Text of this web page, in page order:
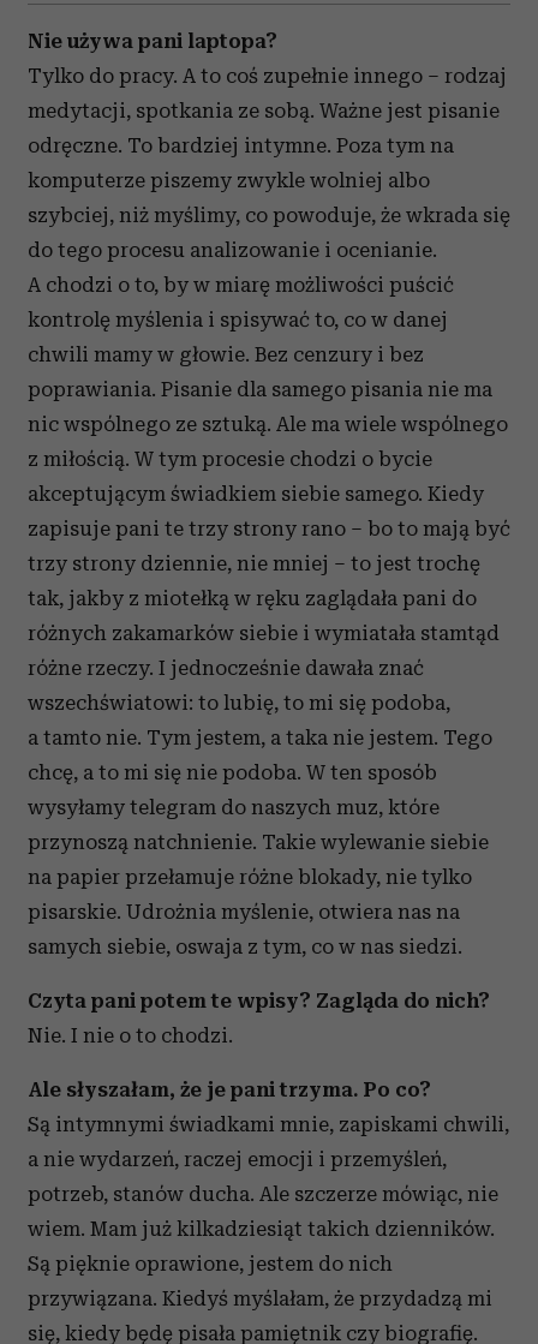
Nie używa pani laptopa?
Tylko do pracy. A to coś zupełnie innego – rodzaj
medytacji, spotkania ze sobą. Ważne jest pisanie
odręczne. To bardziej intymne. Poza tym na
komputerze piszemy zwykle wolniej albo
szybciej, niż myślimy, co powoduje, że wkrada się
do tego procesu analizowanie i ocenianie.
A chodzi o to, by w miarę możliwości puścić
kontrolę myślenia i spisywać to, co w danej
chwili mamy w głowie. Bez cenzury i bez
poprawiania. Pisanie dla samego pisania nie ma
nic wspólnego ze sztuką. Ale ma wiele wspólnego
z miłością. W tym procesie chodzi o bycie
akceptującym świadkiem siebie samego. Kiedy
zapisuje pani te trzy strony rano – bo to mają być
trzy strony dziennie, nie mniej – to jest trochę
tak, jakby z miotełką w ręku zaglądała pani do
różnych zakamarków siebie i wymiatała stamtąd
różne rzeczy. I jednocześnie dawała znać
wszechświatowi: to lubię, to mi się podoba,
a tamto nie. Tym jestem, a taka nie jestem. Tego
chcę, a to mi się nie podoba. W ten sposób
wysyłamy telegram do naszych muz, które
przynoszą natchnienie. Takie wylewanie siebie
na papier przełamuje różne blokady, nie tylko
pisarskie. Udrożnia myślenie, otwiera nas na
samych siebie, oswaja z tym, co w nas siedzi.
Czyta pani potem te wpisy? Zagląda do nich?
Nie. I nie o to chodzi.
Ale słyszałam, że je pani trzyma. Po co?
Są intymnymi świadkami mnie, zapiskami chwili,
a nie wydarzeń, raczej emocji i przemyśleń,
potrzeb, stanów ducha. Ale szczerze mówiąc, nie
wiem. Mam już kilkadziesiąt takich dzienników.
Są pięknie oprawione, jestem do nich
przywiązana. Kiedyś myślałam, że przydadzą mi
się, kiedy będę pisała pamiętnik czy biografię.